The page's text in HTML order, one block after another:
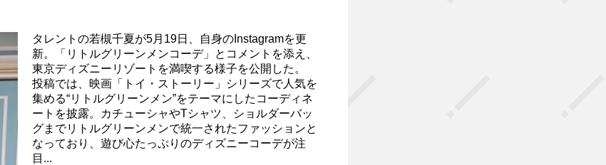
タレントの若槻千夏が5月19日、自身のInstagramを更
新。「リトルグリーンメンコーデ」とコメントを添え、
東京ディズニーリゾートを満喫する様子を公開した。
投稿では、映画「トイ・ストーリー」シリーズで人気を
集める“リトルグリーンメン”をテーマにしたコーディネ
ートを披露。カチューシャやTシャツ、ショルダーバッ
グまでリトルグリーンメンで統一されたファッションと
なっており、遊び心たっぷりのディズニーコーデが注
目...